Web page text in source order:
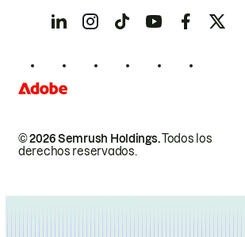
© 2026 Semrush Holdings.Todos los
derechos reservados.